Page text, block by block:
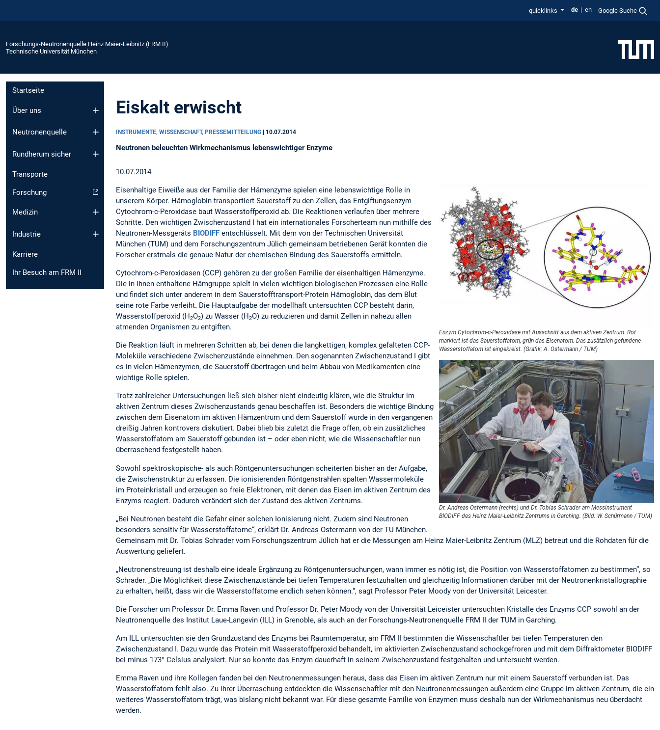
quicklinks de en Google Suche
Forschungs-Neutronenquelle Heinz Maier-Leibnitz (FRM II)
Technische Universität München
Startseite
Über uns
Neutronenquelle
Rundherum sicher
Transporte
Forschung
Medizin
Industrie
Karriere
Ihr Besuch am FRM II
Eiskalt erwischt
INSTRUMENTE, WISSENSCHAFT, PRESSEMITTEILUNG | 10.07.2014
Neutronen beleuchten Wirkmechanismus lebenswichtiger Enzyme
Enzym Cytochrom-c-Peroxidase mit Ausschnitt aus dem aktiven Zentrum. Rot
markiert ist das Sauerstoffatom, grün das Eisenatom. Das zusätzlich gefundene
Wasserstoffatom ist eingekreist. (Grafik: A. Ostermann / TUM)
Dr. Andreas Ostermann (rechts) und Dr. Tobias Schrader am Messinstrument
BIODIFF des Heinz Maier-Leibnitz Zentrums in Garching. (Bild: W. Schürmann / TUM)
10.07.2014
Eisenhaltige Eiweiße aus der Familie der Hämenzyme spielen eine lebenswichtige Rolle in
unserem Körper. Hämoglobin transportiert Sauerstoff zu den Zellen, das Entgiftungsenzym
Cytochrom-c-Peroxidase baut Wasserstoffperoxid ab. Die Reaktionen verlaufen über mehrere
Schritte. Den wichtigen Zwischenzustand I hat ein internationales Forscherteam nun mithilfe des
Neutronen-Messgeräts BIODIFF entschlüsselt. Mit dem von der Technischen Universität
München (TUM) und dem Forschungszentrum Jülich gemeinsam betriebenen Gerät konnten die
Forscher erstmals die genaue Natur der chemischen Bindung des Sauerstoffs ermitteln.
Cytochrom-c-Peroxidasen (CCP) gehören zu der großen Familie der eisenhaltigen Hämenzyme.
Die in ihnen enthaltene Hämgruppe spielt in vielen wichtigen biologischen Prozessen eine Rolle
und findet sich unter anderem in dem Sauerstofftransport-Protein Hämoglobin, das dem Blut
seine rote Farbe verleiht. Die Hauptaufgabe der modellhaft untersuchten CCP besteht darin,
Wasserstoffperoxid (H2O2) zu Wasser (H2O) zu reduzieren und damit Zellen in nahezu allen
atmenden Organismen zu entgiften.
Die Reaktion läuft in mehreren Schritten ab, bei denen die langkettigen, komplex gefalteten CCP-
Moleküle verschiedene Zwischenzustände einnehmen. Den sogenannten Zwischenzustand I gibt
es in vielen Hämenzymen, die Sauerstoff übertragen und beim Abbau von Medikamenten eine
wichtige Rolle spielen.
Trotz zahlreicher Untersuchungen ließ sich bisher nicht eindeutig klären, wie die Struktur im
aktiven Zentrum dieses Zwischenzustands genau beschaffen ist. Besonders die wichtige Bindung
zwischen dem Eisenatom im aktiven Hämzentrum und dem Sauerstoff wurde in den vergangenen
dreißig Jahren kontrovers diskutiert. Dabei blieb bis zuletzt die Frage offen, ob ein zusätzliches
Wasserstoffatom am Sauerstoff gebunden ist – oder eben nicht, wie die Wissenschaftler nun
überraschend festgestellt haben.
Sowohl spektroskopische- als auch Röntgenuntersuchungen scheiterten bisher an der Aufgabe,
die Zwischenstruktur zu erfassen. Die ionisierenden Röntgenstrahlen spalten Wassermoleküle
im Proteinkristall und erzeugen so freie Elektronen, mit denen das Eisen im aktiven Zentrum des
Enzyms reagiert. Dadurch verändert sich der Zustand des aktiven Zentrums.
„Bei Neutronen besteht die Gefahr einer solchen Ionisierung nicht. Zudem sind Neutronen
besonders sensitiv für Wasserstoffatome“, erklärt Dr. Andreas Ostermann von der TU München.
Gemeinsam mit Dr. Tobias Schrader vom Forschungszentrum Jülich hat er die Messungen am Heinz Maier-Leibnitz Zentrum (MLZ) betreut und die Rohdaten für die
Auswertung geliefert.
„Neutronenstreuung ist deshalb eine ideale Ergänzung zu Röntgenuntersuchungen, wann immer es nötig ist, die Position von Wasserstoffatomen zu bestimmen“, so
Schrader. „Die Möglichkeit diese Zwischenzustände bei tiefen Temperaturen festzuhalten und gleichzeitig Informationen darüber mit der Neutronenkristallographie
zu erhalten, heißt, dass wir die Wasserstoffatome endlich sehen können.“, sagt Professor Peter Moody von der Universität Leicester.
Die Forscher um Professor Dr. Emma Raven und Professor Dr. Peter Moody von der Universität Leiceister untersuchten Kristalle des Enzyms CCP sowohl an der
Neutronenquelle des Institut Laue-Langevin (ILL) in Grenoble, als auch an der Forschungs-Neutronenquelle FRM II der TUM in Garching.
Am ILL untersuchten sie den Grundzustand des Enzyms bei Raumtemperatur, am FRM II bestimmten die Wissenschaftler bei tiefen Temperaturen den
Zwischenzustand I. Dazu wurde das Protein mit Wasserstoffperoxid behandelt, im aktivierten Zwischenzustand schockgefroren und mit dem Diffraktometer BIODIFF
bei minus 173° Celsius analysiert. Nur so konnte das Enzym dauerhaft in seinem Zwischenzustand festgehalten und untersucht werden.
Emma Raven und ihre Kollegen fanden bei den Neutronenmessungen heraus, dass das Eisen im aktiven Zentrum nur mit einem Sauerstoff verbunden ist. Das
Wasserstoffatom fehlt also. Zu ihrer Überraschung entdeckten die Wissenschaftler mit den Neutronenmessungen außerdem eine Gruppe im aktiven Zentrum, die ein
weiteres Wasserstoffatom trägt, was bislang nicht bekannt war. Für diese gesamte Familie von Enzymen muss deshalb nun der Wirkmechanismus neu überdacht
werden.